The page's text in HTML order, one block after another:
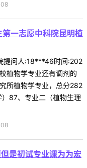
一志愿中科院昆明植
提问人:18***46时间:202
植物学专业还有调剂的
所植物学专业，总分282
87、专业二（植物生理
是初试专业课为为宏